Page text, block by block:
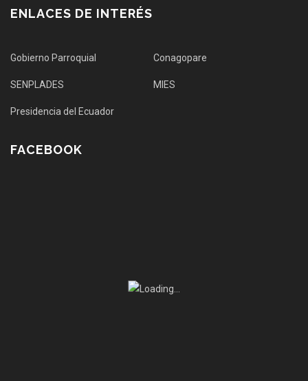
ENLACES DE INTERÉS
Gobierno Parroquial Conagopare
SENPLADES MIES
Presidencia del Ecuador
FACEBOOK